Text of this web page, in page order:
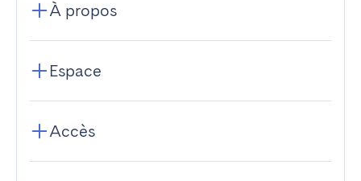
À propos
Espace
Accès